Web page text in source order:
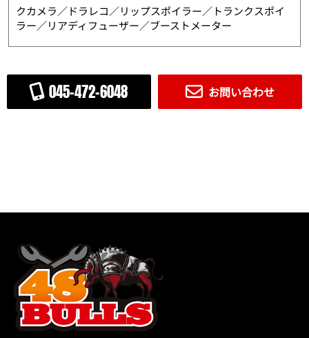
クカメラ／ドラレコ／リップスポイラー／トランクスポイ
ラー／リアディフューザー／ブーストメーター
045-472-6048 お問い合わせ